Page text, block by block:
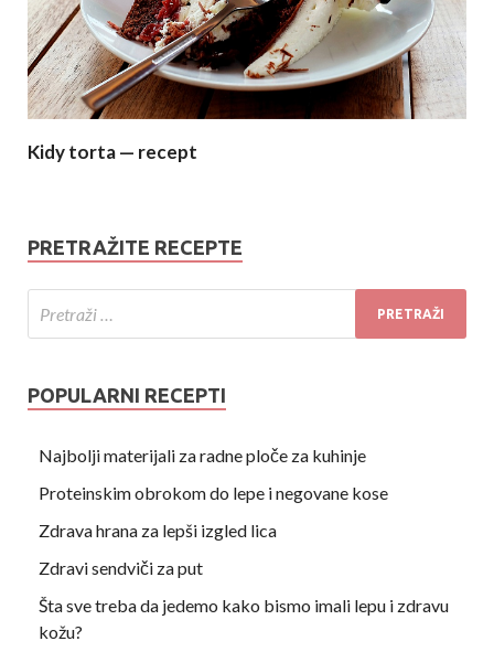
Kidy torta — recept
PRETRAŽITE RECEPTE
POPULARNI RECEPTI
Najbolji materijali za radne ploče za kuhinje
Proteinskim obrokom do lepe i negovane kose
Zdrava hrana za lepši izgled lica
Zdravi sendviči za put
Šta sve treba da jedemo kako bismo imali lepu i zdravu
kožu?